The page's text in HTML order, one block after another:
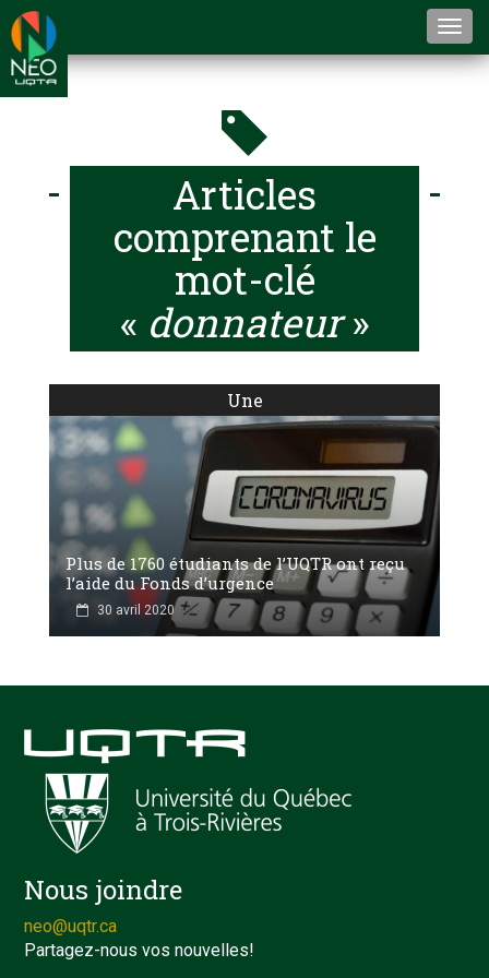
Articles
comprenant le
mot-clé
« donnateur»
Une
Plus de 1760 étudiants de l’UQTR ont reçu
l’aide du Fonds d’urgence
30 avril 2020
Nous joindre
neo@uqtr.ca
Partagez-nous vos nouvelles!